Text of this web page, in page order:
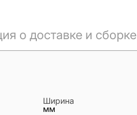
о доставке и сборке
Ширина
мм